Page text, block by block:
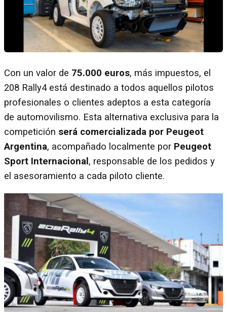
Con un valor de 75.000 euros, más impuestos, el
208 Rally4 está destinado a todos aquellos pilotos
profesionales o clientes adeptos a esta categoría
de automovilismo. Esta alternativa exclusiva para la
competición será comercializada por Peugeot
Argentina, acompañado localmente por Peugeot
Sport Internacional , responsable de los pedidos y
el asesoramiento a cada piloto cliente.